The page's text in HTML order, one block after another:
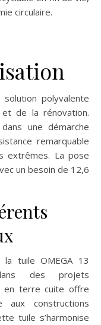
circulaire.
polyvalente
de la rénovation.
une démarche
remarquable
extrêmes. La pose
un besoin de 12,6
la tuile OMEGA 13
des projets
en terre cuite offre
aux constructions
tuile s’harmonise